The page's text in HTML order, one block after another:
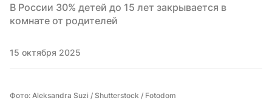
В России 30% детей до 15 лет закрывается в
комнате от родителей
15 октября 2025
Фото: Aleksandra Suzi / Shutterstock / Fotodom